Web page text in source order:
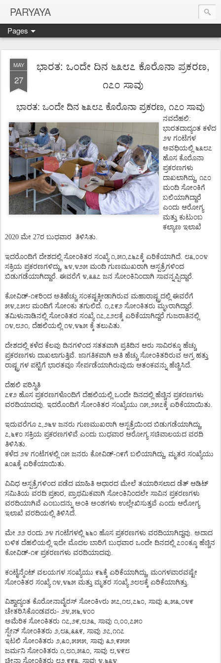
PARYAYA
Pages
MAY
27
ಭಾರತ: ಒಂದೇ ದಿನ ೬೩೮೭ ಕೊರೊನಾ ಪ್ರಕರಣ,
೧೭೦ ಸಾವು
ಭಾರತ: ಒಂದೇ ದಿನ ೬೩೮೭ ಕೊರೊನಾ ಪ್ರಕರಣ, ೧೭೦ ಸಾವು
ನವದೆಹಲಿ:
ಭಾರತದಾದ್ಯಂತ ಕಳೆದ
೨೪ ಗಂಟೆಗಳ
ಅವಧಿಯಲ್ಲಿ ೬೩೮೭
ಹೊಸ ಕೊರೊನಾ
ಪ್ರಕರಣಗಳು
ದಾಖಲಾಗಿದ್ದು, ೧೭೦
ಮಂದಿ ಸೋಂಕಿಗೆ
ಬಲಿಯಾಗಿದ್ದಾರೆ
ಎಂದು ಆರೋಗ್ಯ
ಮತ್ತು ಕುಟುಂಬ
ಕಲ್ಯಾಣ ಇಲಾಖೆ
2020 ಮೇ 27ರ ಬುಧವಾರ ತಿಳಿಸಿತು.
ಇದರೊಂದಿಗೆ ದೇಶದಲ್ಲಿ ಸೋಂಕಿತರ ಸಂಖ್ಯೆ ೧,೫೧,೭೬೭ಕ್ಕೆ ಏರಿಕೆಯಾಗಿದೆ. ೮೩,೦೦೪
ಸಕ್ರಿಯ ಪ್ರಕರಣಗಳಿದ್ದು, ೬೪,೪೨೫ ಮಂದಿ ಗುಣಮುಖರಾಗಿ ಆಸ್ಪತ್ರೆಗಳಿಂದ
ಬಿಡುಗಡೆಯಾಗಿದ್ದಾರೆ. ಈವರೆಗೆ ೪,೩೩೭ ಜನ ಸೋಂಕಿನಿಂದಾಗಿ ಸಾವನ್ನಪ್ಪಿದ್ದಾರೆ.
ಕೋವಿಡ್-೧೯ರಿಂದ ಅತಿಹೆಚ್ಚು ಸಂಕಷ್ಟಕ್ಕೀಡಾಗಿರುವ ಮಹಾರಾಷ್ಟ್ರದಲ್ಲಿ ಈವರೆಗೆ
೫೪,೭೫೮ ಮಂದಿಗೆ ಸೋಂಕು ತಗುಲಿದೆ. ೧,೭೯೨ ಸೋಂಕಿತರು ಮೃvರಾಗಿದ್ದಾರೆ.
ತಮಿಳುನಾಡಿನಲ್ಲಿ ಸೋಂಕಿತರ ಸಂಖ್ಯೆ ೧೭,೭೨೮ಕ್ಕೆ ಏರಿಕೆಯಾಗಿದ್ದರೆ ಗುಜರಾತಿನಲ್ಲಿ
೧೪,೮೨೧, ದೆಹಲಿಯಲ್ಲಿ ೧೪,೪೬೫ ಕ್ಕೆ ತಲುಪಿತು.
ದೇಶದಲ್ಲಿ ಕಳೆದ ಕೆಲವು ದಿನಗಳಿಂದ ಸತತವಾಗಿ ಪ್ರತಿದಿನ ಆರು ಸಾವಿರಕ್ಕೂ ಹೆಚ್ಚು
ಪ್ರಕರಣಗಳು ದಾಖಲಾಗುತ್ತಿವೆ. ಜಾಗತಿಕವಾಗಿ ಅತಿ ಹೆಚ್ಚು ಸೋಂಕಿತರಿರುವ ಅಗ್ರ ಹತ್ತು
ರಾಷ್ಟ್ರಗಳ ಪಟ್ಟಿಗೆ ಭಾರತವೂ ಸೇರ್ಪಡೆಯಾಗಿರುವುದು ಆತಂಕವನ್ನು ಹೆಚ್ಚಿಸಿದೆ.
ದೆಹಲಿ ಪರಿಸ್ಥಿತಿ
೭೯೨ ಹೊಸ ಪ್ರಕರಣಗಳೊಂದಿಗೆ ದೆಹಲಿಯಲ್ಲಿ ಒಂದೇ ದಿನದಲ್ಲಿ ಹೆಚ್ಚಿನ ಪ್ರಕರಣಗಳು
ವರದಿಯಾದವು. ಇದರೊಂದಿಗೆ ಸೋಂಕಿತರ ಸಂಖ್ಯೆಯು ೧೫,೨೫೭ಕ್ಕೆ ಏರಿಕೆಯಾಯಿತು.
ಇದುವರೆಗೂ ೭,೨೬೪ ಜನರು ಗುಣಮುಖರಾಗಿ ಆಸ್ಪತ್ರೆಯಿಂದ ಬಿಡುಗಡೆಯಾಗಿದ್ದು,
೭,೬೯೦ ಸಕ್ರಿಯ ಪ್ರಕರಣಗಳಿವೆ ಎಂದು ಬುಧವಾರ ಆರೋಗ್ಯ ಸಚಿವಾಲಯದ ವರದಿ
ತಿಳಿಸಿತು.
ಕಳೆದ ೨೪ ಗಂಟೆಗಳಲ್ಲಿ ೧೫ ಜನರು ಕೋವಿಡ್-೧೯ಗೆ ಬಲಿಯಾಗಿದ್ದು, ಮೃತರ ಸಂಖ್ಯೆಯು
೩೦೩ಕ್ಕೆ ಏರಿಕೆಯಾಯಿತು.
ವಿವಿಧ ಆಸ್ಪತ್ರೆಗಳಿಂದ ಪಡೆದ ಮಾಹಿತಿ ಆಧಾರದ ಮೇಲೆ ತಯಾರಿಸಲಾದ ಡೆತ್ ಆಡಿಟ್
ಸಮಿತಿಯ ವರದಿ ಪ್ರಕಾರ, ಪ್ರಾಥಮಿಕವಾಗಿ ಸೋಂಕಿನಿಂದಲೇ ಸಾವಿನ ಪ್ರಕರಣಗಳು
ವರದಿಯಾಗಿವೆ ಎಂಬುದನ್ನು ಅಂಕಿ ಅಂಶಗಳು ಉಲ್ಲೇಖಿಸುತ್ತವೆ ಎಂದು ಆರೋಗ್ಯ
ಇಲಾಖೆ ವರದಿಯಲ್ಲಿ ತಿಳಿಸಿದೆ.
ಮೇ ೨೨ ರಂದು ೨೪ ಗಂಟೆಗಳಲ್ಲಿ ೬೬೦ ಹೊಸ ಪ್ರಕರಣಗಳು ವರದಿಯಾಗಿದ್ದವು. ಅದಾದ
ಬಳಿಕ ದೆಹಲಿಯಲ್ಲಿ ಇದೇ ಮೊದಲ ಬಾರಿಗೆ ಬುಧವಾರ ಒಂದೇ ದಿನದಲ್ಲಿ ೭೦೦ಕ್ಕೂ ಹೆಚ್ಚಿನ
ಕೋವಿಡ್-೧೯ ಪ್ರಕರಣಗಳು ವರದಿಯಾದವು.
ಕಂಟೈನ್ಮೆಂಟ್ ವಲಯಗಳ ಸಂಖ್ಯೆಯು ೯೬ಕ್ಕೆ ಏರಿಕೆಯಾಗಿದ್ದು, ಮಂಗಳವಾರವಷ್ಟೇ
ಸೋಂಕಿತರ ಸಂಖ್ಯೆ ೧೪,೪೬೫ ಮತ್ತು ಮೃತರ ಸಂಖ್ಯೆ ೨೮೮ಕ್ಕೆ ಏರಿಕೆಯಾಗಿತ್ತು.
ವಿಶ್ವಾದ್ಯಂತ ಕೊರೋನಾವೈರಸ್ ಸೋಂಕಿvರು ೫೭,೧೮,೭೬೦, ಸಾವು ೩,೫೩,೦೪೯
ಚೇತರಿಸಿಕೊಂಡವರು- ೨೪,೫೬,೪೦೦
ಅಮೆರಿಕ ಸೋಂಕಿತರು ೧೭,೨೯,೮೨೩, ಸಾವು ೧,೦೦,೭೫೦
ಸ್ಪೇನ್ ಸೋಂಕಿತರು ೨,೮೩,೩೩೯, ಸಾವು ೨೭,೧೧೭
ಇಟಲಿ ಸೋಂಕಿತರು ೨,೩೦,೫೫೫, ಸಾವು ೩೨,೯೫೫
ಜರ್ಮನಿ ಸೋಂಕಿತರು ೧,೮೧,೫೩೦, ಸಾವು ೮,೪೯೮
ಚೀನಾ ಸೋಂಕಿತರು ೮೨,೯೯೩, ಸಾವು ೪,೬೩೪